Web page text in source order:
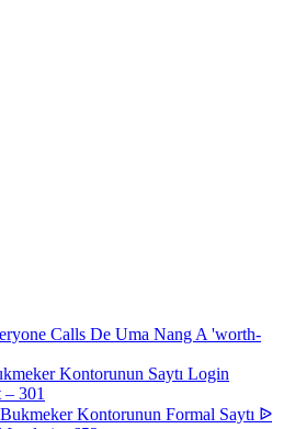
Calls De Uma Nang A 'worth-
Kontorunun Saytı Login
301
Kontorunun Formal Saytı ᐉ